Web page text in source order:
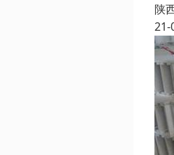
陕
21-